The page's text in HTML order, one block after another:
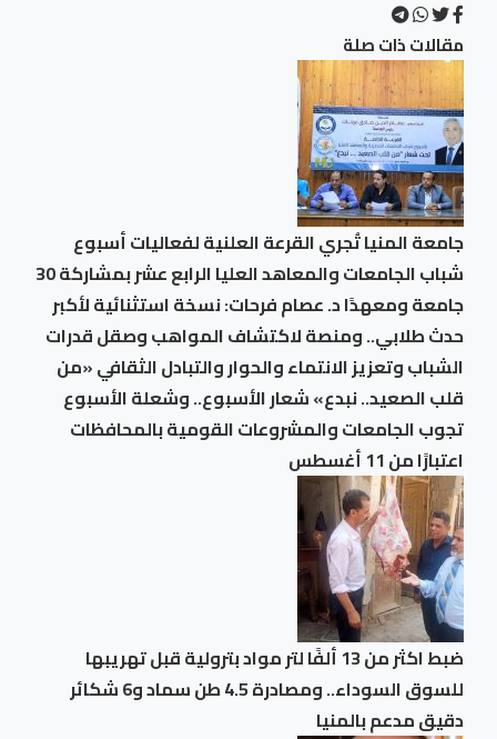
مقالات ذات صلة
جامعة المنيا تُجري القرعة العلنية لفعاليات أسبوع
شباب الجامعات والمعاهد العليا الرابع عشر بمشاركة 30
جامعة ومعهدًا د. عصام فرحات: نسخة استثنائية لأكبر
حدث طلابي.. ومنصة لاكتشاف المواهب وصقل قدرات
الشباب وتعزيز الانتماء والحوار والتبادل الثقافي «من
قلب الصعيد.. نبدع» شعار الأسبوع.. وشعلة الأسبوع
تجوب الجامعات والمشروعات القومية بالمحافظات
اعتبارًا من 11 أغسطس
ضبط اكثر من 13 ألفًا لتر مواد بترولية قبل تهريبها
للسوق السوداء.. ومصادرة 4.5 طن سماد و6 شكائر
دقيق مدعم بالمنيا